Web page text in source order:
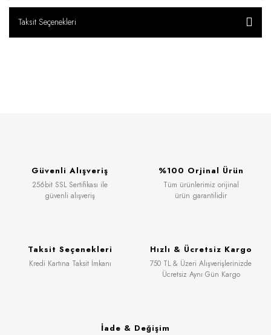
Taksit Seçenekleri
Güvenli Alışveriş
256bit SSL Sertifikası ile
güvenli alışveriş
%100 Orjinal Ürün
Tüm ürünlerimiz orijinal
ürün garantilidir
Taksit Seçenekleri
Kredi Kartına Taksit İmkanı
Hızlı & Ücretsiz Kargo
750 TL & Üzeri Alışverişlerinizde
Ücretsiz Aynı Gün Kargo
İade & Değişim